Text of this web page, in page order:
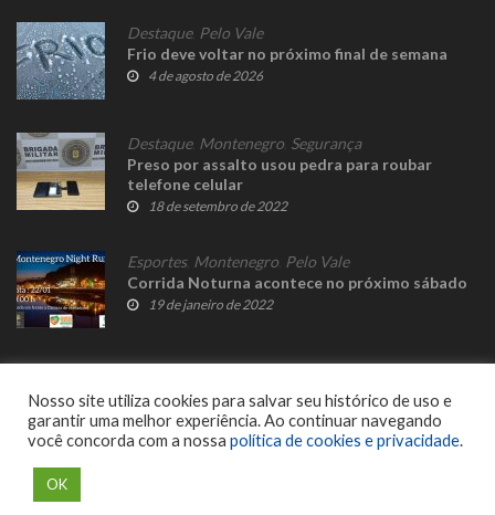
Destaque, Pelo Vale
Frio deve voltar no próximo final de semana
4 de agosto de 2026
Destaque, Montenegro Segurança
Preso por assalto usou pedra para roubar
telefone celular
18 de setembro de 2022
Esportes, Montenegro Pelo Vale
Corrida Noturna acontece no próximo sábado
19 de janeiro de 2022
Nosso site utiliza cookies para salvar seu histórico de uso e
garantir uma melhor experiência. Ao continuar navegando
você concorda com a nossa política de cookies e privacidade.
OK